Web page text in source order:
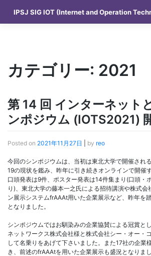
content
IPSJ SIG IOT (Internet and Operation
カテゴリー: 2021
第 14 回 インターネット
ンポジウム (IOTS2021)
Posted on 2021年11月27日 by reo
今回のシンポジウムは、当初は東北大学で開催され
19の現状を鑑み、昨年に引き続きオンラインで開催
口頭発表は9件、ポスター発表は14件集まり(口頭・
り)、東北大学の藤本一之氏による招待講演や株式会
ン展示システムfrAAAt用いた企業展示など、昨年を
となりました。
シンポジウムではお馴染みの企業協賛による冠賞と
ネットワークス株式会社様と株式会社シー・オー・
して名乗りをあげて下さいました。また17社の企業
き、前述のfrAAAtを用いた企業展示も盛況となりま